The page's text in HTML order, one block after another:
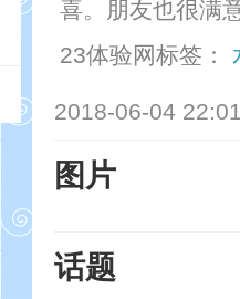
喜。朋友也很满
23体验网标签：
2018-06-04
图片
话题